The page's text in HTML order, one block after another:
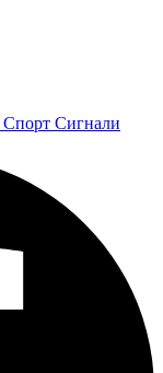
Спорт Сигнали